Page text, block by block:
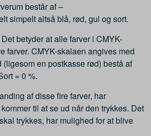
består af –
simpelt altså blå, rød, gul og sort.
betyder at alle farver i CMYK-
farver. CMYK-skalaen angives med
en postkasse rød) bestå af
= 0 %.
af disse fire farver, har
til at se ud når den trykkes. Det
trykkes, har mulighed for at blive